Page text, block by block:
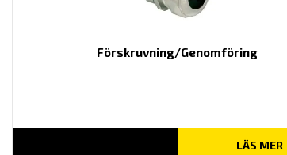
Förskruvning/Genomföring
LÄS MER